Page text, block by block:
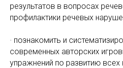
результатов в вопросах
профилактики речевых
· познакомить и
современных авторских
упражнений по развитию